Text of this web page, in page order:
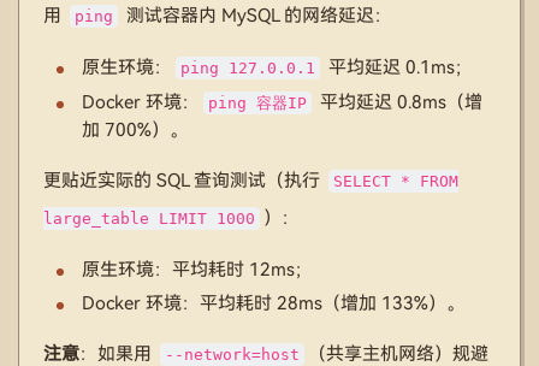
用 ping 测试容器内 MySQL 的网络延迟：
原生环境： ping 127.0.0.1
平均延迟 0.1ms；
Docker 环境：
ping 容器IP
平均延迟 0.8ms（增
加 700%）。
更贴近实际的 SQL 查询测试（执行 SELECT * FROM
large_table LIMIT 1000 ）：
原生环境：平均耗时 12ms；
Docker 环境：平均耗时 28ms（增加 133%）。
注意：如果用 --network=host
（共享主机网络）规避